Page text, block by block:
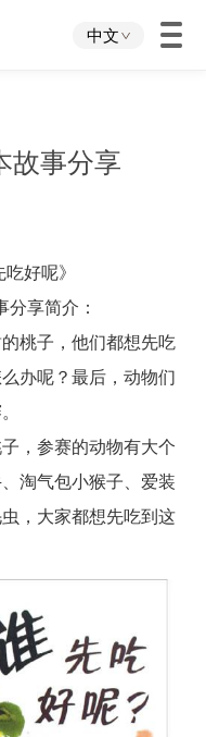
中文
故事分享
好呢》
享简介：
子，他们都想先吃
办呢？最后，动物们
，参赛的动物有大个
淘气包小猴子、爱装
，大家都想先吃到这